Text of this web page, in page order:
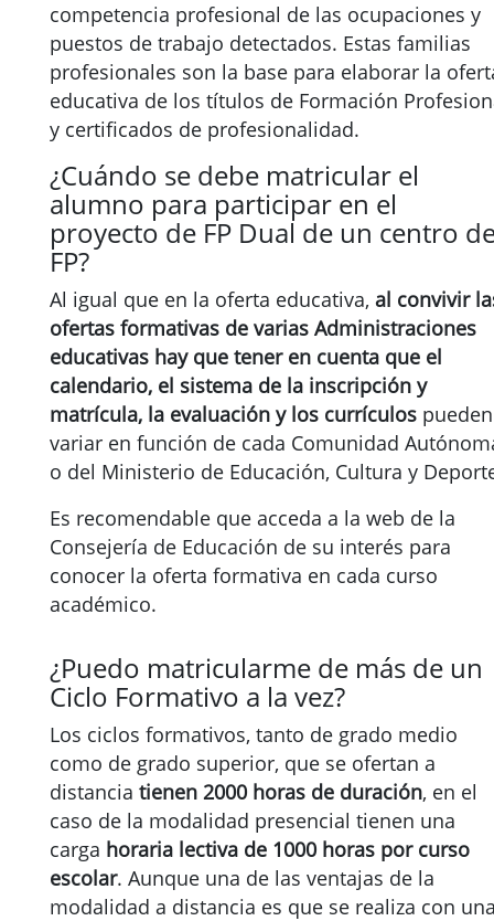
competencia profesional de las ocupaciones y
puestos de trabajo detectados. Estas familias
profesionales son la base para elaborar la
educativa de los títulos de Formación
y certificados de profesionalidad.
¿Cuándo se debe matricular el
alumno para participar en el
proyecto de FP Dual de un centro
FP?
Al igual que en la oferta educativa, al convivir
ofertas formativas de varias Administraciones
educativas hay que tener en cuenta que el
calendario, el sistema de la inscripción y
matrícula, la evaluación y los currículos pueden
variar en función de cada Comunidad
o del Ministerio de Educación, Cultura y
Es recomendable que acceda a la web de la
Consejería de Educación de su interés para
conocer la oferta formativa en cada curso
académico.
¿Puedo matricularme de más de un
Ciclo Formativo a la vez?
Los ciclos formativos, tanto de grado medio
como de grado superior, que se ofertan a
distancia tienen 2000 horas de duración, en el
caso de la modalidad presencial tienen una
carga horaria lectiva de 1000 horas por curso
escolar. Aunque una de las ventajas de la
modalidad a distancia es que se realiza con